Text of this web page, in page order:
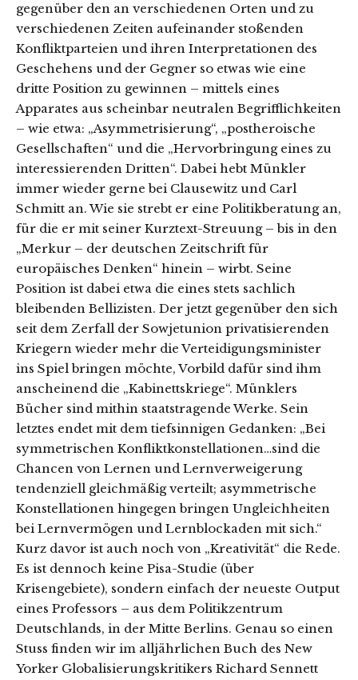
gegenüber den an verschiedenen Orten und zu
verschiedenen Zeiten aufeinander stoßenden
Konfliktparteien und ihren Interpretationen des
Geschehens und der Gegner so etwas wie eine
dritte Position zu gewinnen – mittels eines
Apparates aus scheinbar neutralen Begrifflichkeiten
– wie etwa: „Asymmetrisierung“, „postheroische
Gesellschaften“ und die „Hervorbringung eines zu
interessierenden Dritten“. Dabei hebt Münkler
immer wieder gerne bei Clausewitz und Carl
Schmitt an. Wie sie strebt er eine Politikberatung an,
für die er mit seiner Kurztext-Streuung – bis in den
„Merkur – der deutschen Zeitschrift für
europäisches Denken“ hinein – wirbt. Seine
Position ist dabei etwa die eines stets sachlich
bleibenden Bellizisten. Der jetzt gegenüber den sich
seit dem Zerfall der Sowjetunion privatisierenden
Kriegern wieder mehr die Verteidigungsminister
ins Spiel bringen möchte, Vorbild dafür sind ihm
anscheinend die „Kabinettskriege“. Münklers
Bücher sind mithin staatstragende Werke. Sein
letztes endet mit dem tiefsinnigen Gedanken: „Bei
symmetrischen Konfliktkonstellationen…sind die
Chancen von Lernen und Lernverweigerung
tendenziell gleichmäßig verteilt; asymmetrische
Konstellationen hingegen bringen Ungleichheiten
bei Lernvermögen und Lernblockaden mit sich.“
Kurz davor ist auch noch von „Kreativität“ die Rede.
Es ist dennoch keine Pisa-Studie (über
Krisengebiete), sondern einfach der neueste Output
eines Professors – aus dem Politikzentrum
Deutschlands, in der Mitte Berlins. Genau so einen
Stuss finden wir im alljährlichen Buch des New
Yorker Globalisierungskritikers Richard Sennett